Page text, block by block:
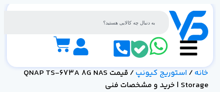
خانه / استوریج کیونپ
/ قیمت QNAP TS-673A 8G NAS
Storage | خرید و مشخصات فنی